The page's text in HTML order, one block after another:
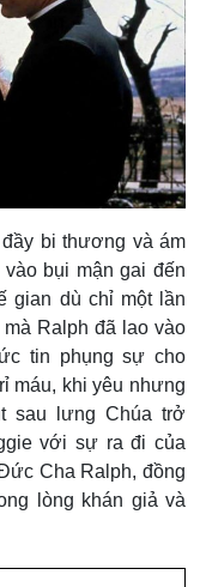
đầy bi thương và ám
bụi mận gai đến
gian dù chỉ một lần
Ralph đã lao vào
tin phụng sự cho
máu, khi yêu nhưng
sau lưng Chúa trở
với sự ra đi của
Cha Ralph, đồng
lòng khán giả và